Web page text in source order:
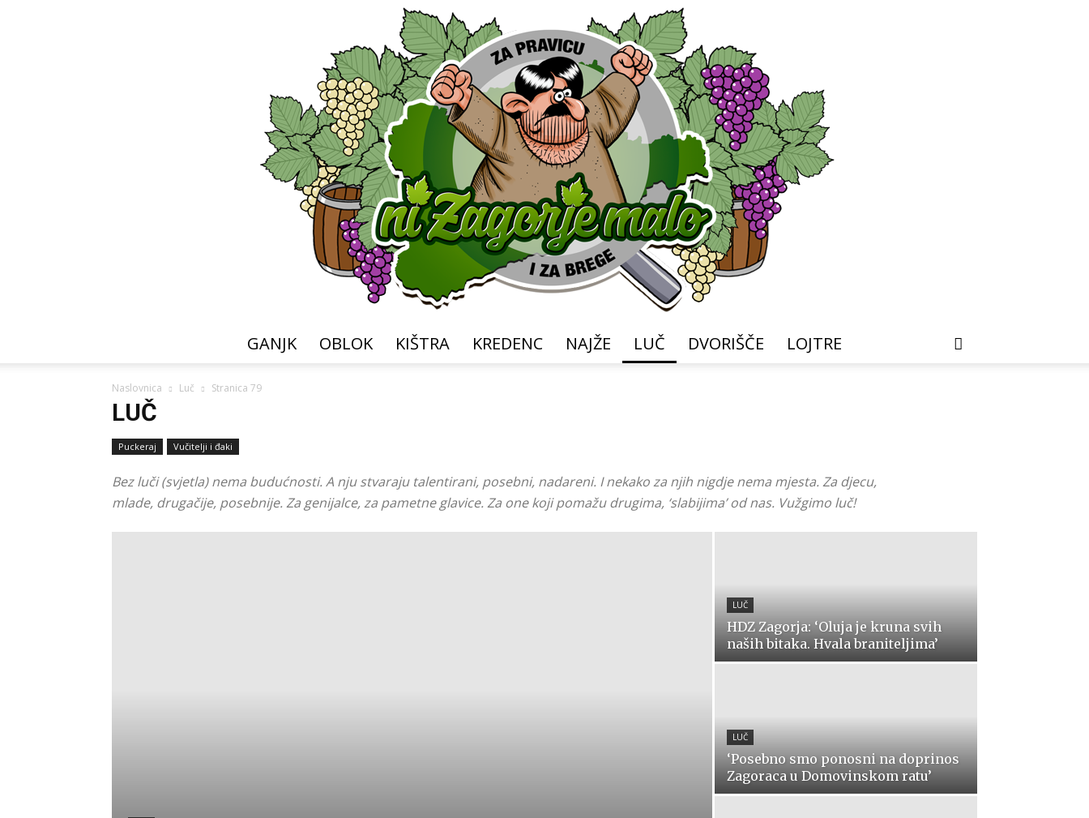
Zagorje
GANJK OBLOK KIŠTRA KREDENC NAJŽE LUČ DVORIŠČE LOJTRE
Naslovnica Luč Stranica 79
LUČ
Puckeraj Vučitelji i đaki
Bez luči (svjetla) nema budućnosti. A nju stvaraju talentirani, posebni, nadareni. I nekako za njih nigdje nema mjesta. Za djecu,
mlade, drugačije, posebnije. Za genijalce, za pametne glavice. Za one koji pomažu drugima, ‘slabijima’ od nas. Vužgimo luč!
LUČ
HDZ Zagorja: ‘Oluja je kruna svih
naših bitaka. Hvala braniteljima’
LUČ
‘Posebno smo ponosni na doprinos
Zagoraca u Domovinskom ratu’